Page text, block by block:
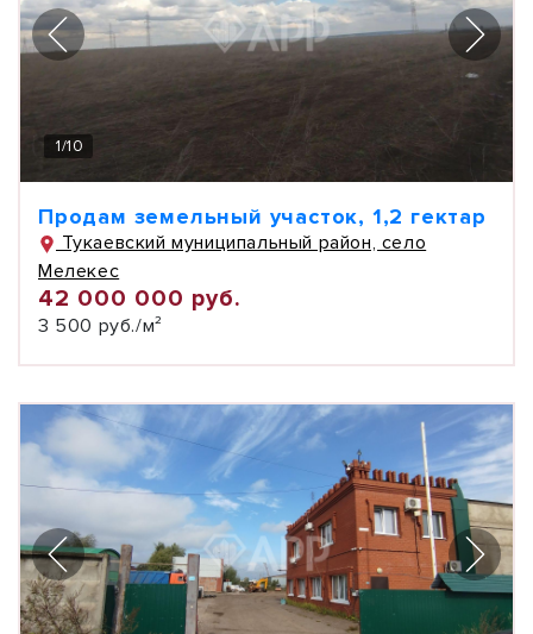
1/10
Продам земельный участок, 1,2 гектар
Тукаевский муниципальный район, село
Мелекес
42 000 000 руб.
3 500 руб./м²